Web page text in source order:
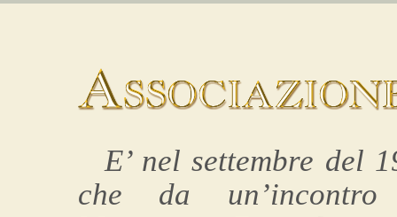
E’ nel settembre del
che da